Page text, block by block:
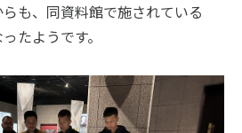
も、同資料館で施されている
たようです。